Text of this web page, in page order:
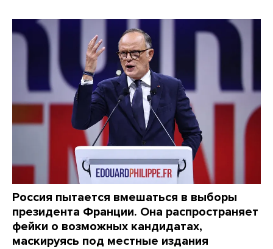
Россия пытается вмешаться в выборы
президента Франции. Она распространяет
фейки о возможных кандидатах,
маскируясь под местные издания